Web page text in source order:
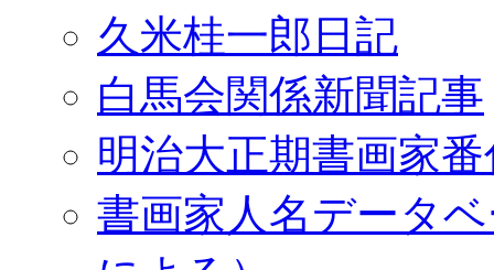
久米桂一郎日記
白馬会関係新聞記事
明治大正期書画家
書画家人名データ